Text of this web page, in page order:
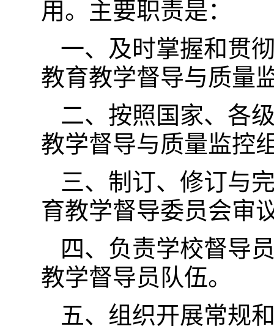
用。主要职责是：
一、及时掌握和贯
教育教学督导与质量
二、按照国家、各
教学督导与质量监控
三、制订、修订与
育教学督导委员会审
四、负责学校督导
教学督导员队伍。
五、组织开展常规